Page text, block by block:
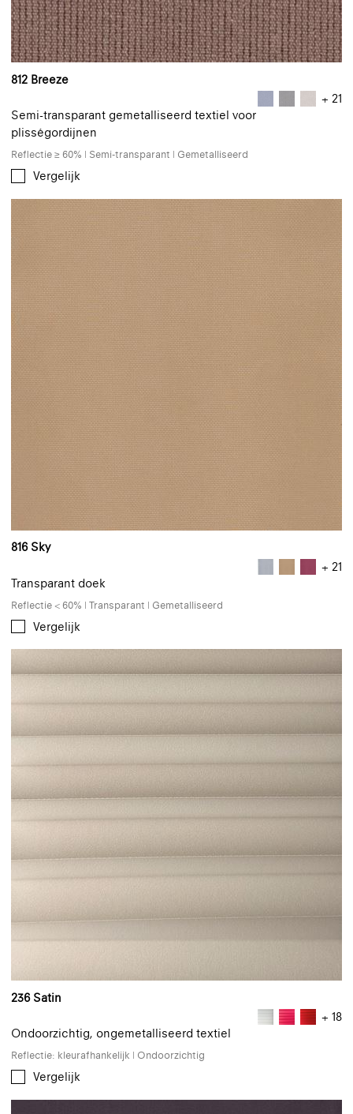
812 Breeze
+ 21
Semi-transparant gemetalliseerd textiel voor
plisségordijnen
Reflectie ≥ 60% | Semi-transparant | Gemetalliseerd
Vergelijk
816 Sky
+ 21
Transparant doek
Reflectie < 60% | Transparant | Gemetalliseerd
Vergelijk
236 Satin
+ 18
Ondoorzichtig, ongemetalliseerd textiel
Reflectie: kleurafhankelijk | Ondoorzichtig
Vergelijk